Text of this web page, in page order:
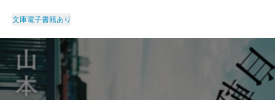
文庫電子書籍あり